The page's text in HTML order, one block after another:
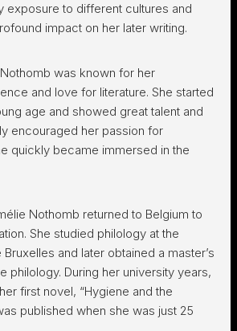
exposure to different cultures and
impact on her later writing.
was known for her
and love for literature. She started
age and showed great talent and
encouraged her passion for
quickly became immersed in the
Nothomb returned to Belgium to
She studied philology at the
and later obtained a master’s
philology. During her university years,
first novel, “Hygiene and the
published when she was just 25